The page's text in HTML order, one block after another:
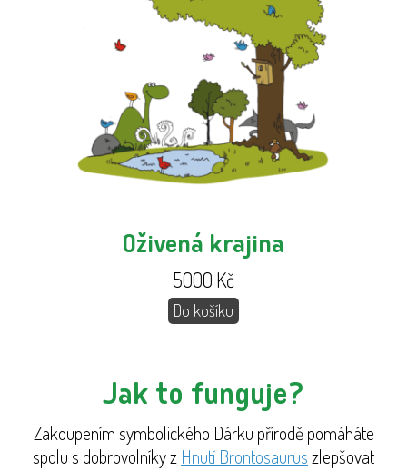
Oživená krajina
5000 Kč
Do košíku
Jak to funguje?
Zakoupením symbolického Dárku přírodě pomáháte
spolu s dobrovolníky z Hnutí Brontosauruszlepšovat